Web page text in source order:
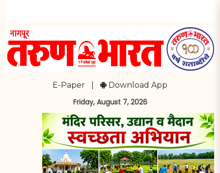
E-Paper Download App
Friday, August 7, 2026